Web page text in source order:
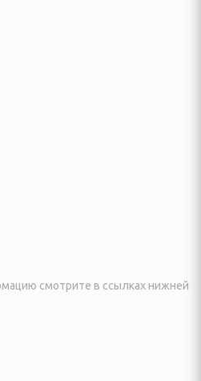
смотрите в ссылках нижней